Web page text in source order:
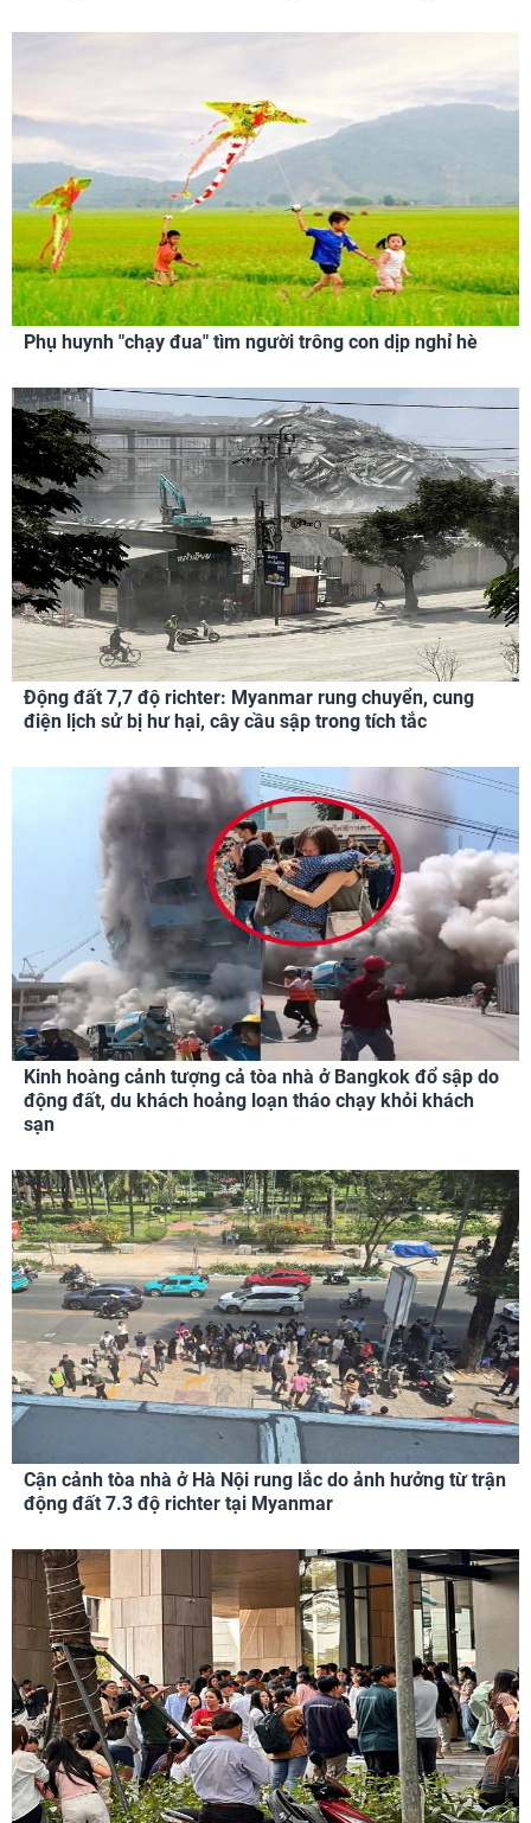
Phụ huynh "chạy đua" tìm người trông con dịp nghỉ hè
Động đất 7,7 độ richter: Myanmar rung chuyển, cung
điện lịch sử bị hư hại, cây cầu sập trong tích tắc
Kinh hoàng cảnh tượng cả tòa nhà ở Bangkok đổ sập do
động đất, du khách hoảng loạn tháo chạy khỏi khách
sạn
Cận cảnh tòa nhà ở Hà Nội rung lắc do ảnh hưởng từ trận
động đất 7.3 độ richter tại Myanmar